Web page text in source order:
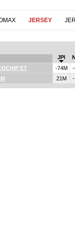
JERSEY
JPI
ET -74M
21M -